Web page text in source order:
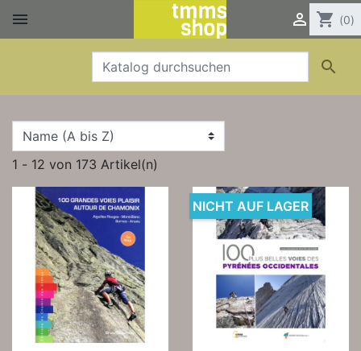
  shopping_cart (0)

1 - 12 von 173 Artikel(n)
NICHT AUF LAGER